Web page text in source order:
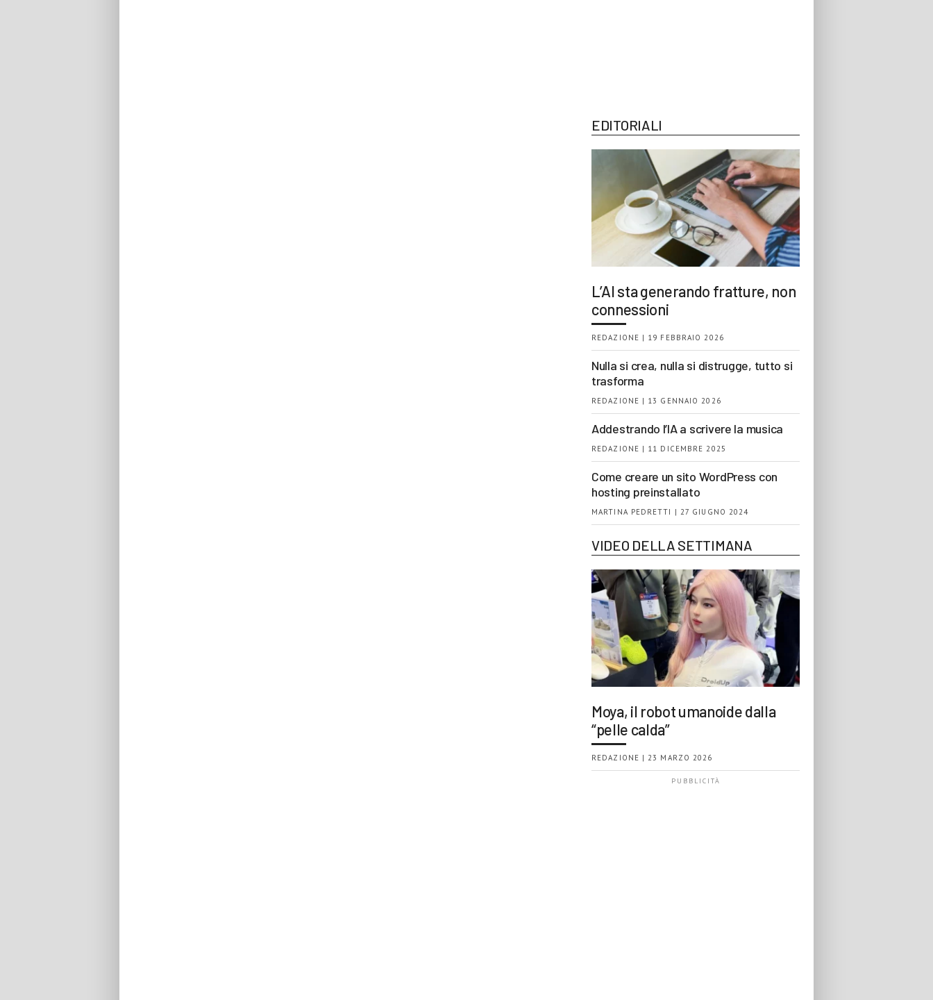
EDITORIALI
L’AI sta generando fratture, non
connessioni
REDAZIONE | 19 FEBBRAIO 2026
Nulla si crea, nulla si distrugge, tutto si
trasforma
REDAZIONE | 13 GENNAIO 2026
Addestrando l’IA a scrivere la musica
REDAZIONE | 11 DICEMBRE 2025
Come creare un sito WordPress con
hosting preinstallato
MARTINA PEDRETTI | 27 GIUGNO 2024
VIDEO DELLA SETTIMANA
Moya, il robot umanoide dalla
“pelle calda”
REDAZIONE | 23 MARZO 2026